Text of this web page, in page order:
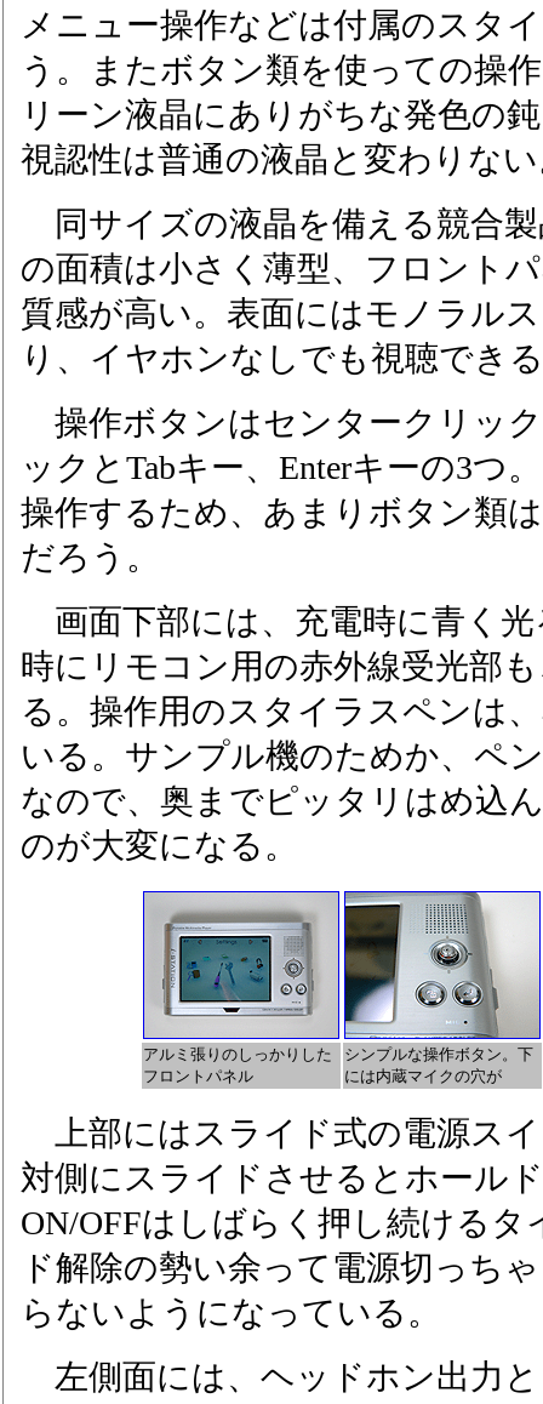
メニュー操作などは付属のスタ
う。またボタン類を使っての操
リーン液晶にありがちな発色の
視認性は普通の液晶と変わりな
同サイズの液晶を備える競合
の面積は小さく薄型、フロント
質感が高い。表面にはモノラル
り、イヤホンなしでも視聴でき
操作ボタンはセンタークリッ
ックとTabキー、Enterキーの3つ
操作するため、あまりボタン類
だろう。
画面下部には、充電時に青く
時にリモコン用の赤外線受光部
る。操作用のスタイラスペンは
いる。サンプル機のためか、ペ
なので、奥までピッタリはめ込
のが大変になる。
アルミ張りのしっかりした
フロントパネル
シンプルな操作ボタン。下
には内蔵マイクの穴が
上部にはスライド式の電源ス
対側にスライドさせるとホール
ON/OFFはしばらく押し続ける
ド解除の勢い余って電源切っち
らないようになっている。
左側面には、ヘッドホン出力